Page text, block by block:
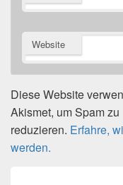
Website
Diese Website
Akismet, um Spam zu
reduzieren. Erfahre,
werden.